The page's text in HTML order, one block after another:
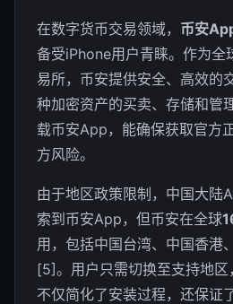
在数字货币交易领域， 币安
备受iPhone用户青睐。作为全
易所，币安提供安全、高效的
种加密资产的买卖、存储和管
载币安App，能确保获取官方
方风险。
由于地区政策限制，中国大陆
索到币安App，但币安在全球
用，包括中国台湾、中国香港
[5]。用户只需切换至支持地
不仅简化了安装过程，还保证